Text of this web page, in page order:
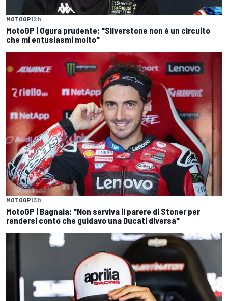
MOTOGP12 h
MotoGP | Ogura prudente: "Silverstone non è un circuito
che mi entusiasmi molto"
MOTOGP13 h
MotoGP | Bagnaia: "Non serviva il parere di Stoner per
rendersi conto che guidavo una Ducati diversa"